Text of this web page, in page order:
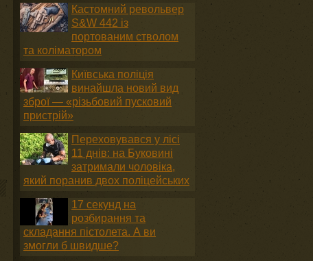
Кастомний револьвер
S&W 442 із
портованим стволом
та коліматором
Київська поліція
винайшла новий вид
зброї — «різьбовий пусковий
пристрій»
Переховувався у лісі
11 днів: на Буковині
затримали чоловіка,
який поранив двох поліцейських
17 секунд на
розбирання та
складання пістолета. А ви
змогли б швидше?